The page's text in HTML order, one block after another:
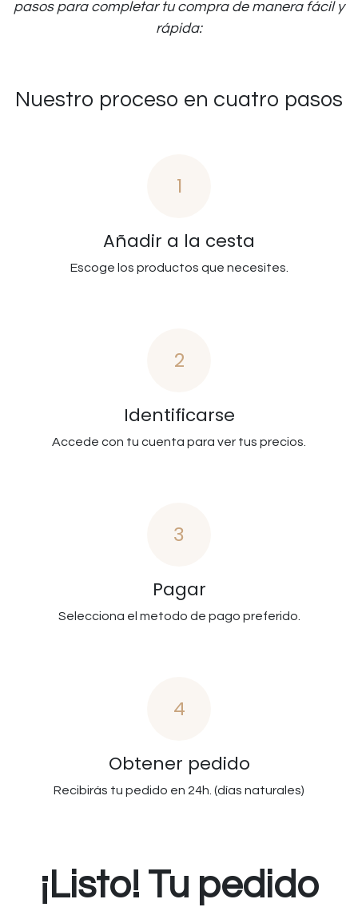
pasos para completar tu compra de manera fácil y
rápida:
Nuestro proceso en cuatro pasos
1
Añadir a la cesta
Escoge los productos que necesites.
2
Identificarse
Accede con tu cuenta para ver tus precios.
3
Pagar
Selecciona el metodo de pago preferido.
4
Obtener pedido
Recibirás tu pedido en 24h. (días naturales)
¡Listo! Tu pedido